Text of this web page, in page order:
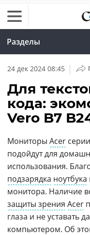
Разделы
24 дек 2024 08:45 |
Для
кода:
Vero B7
Мониторы Acer
подойдут для
использования.
подзарядка ноутбука
монитора. Наличие
защиты зрения Acer
глаза и не уставать
компьютером. Об